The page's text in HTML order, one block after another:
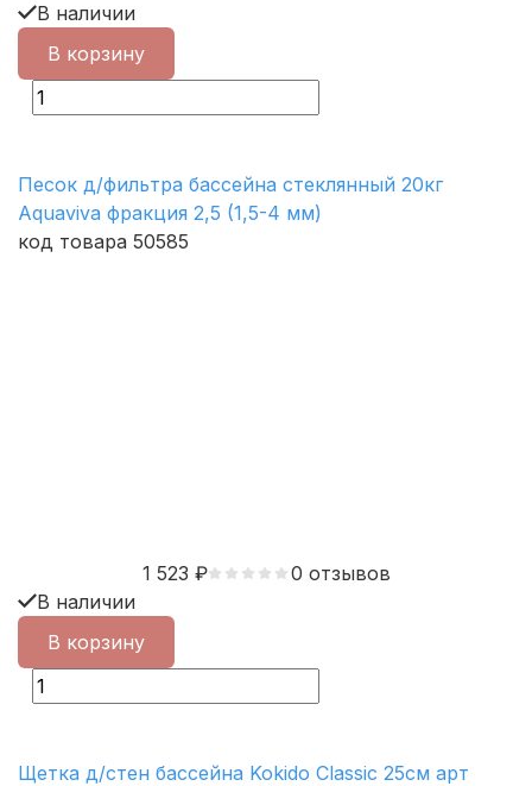
В наличии
В корзину
Песок д/фильтра бассейна стеклянный 20кг
Aquaviva фракция 2,5 (1,5-4 мм)
код товара 50585
1 523 ₽
0 отзывов
В наличии
В корзину
Щетка д/стен бассейна Kokido Classic 25см арт